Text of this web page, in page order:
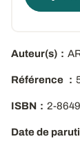
Auteur(s)
Référence
ISBN 2-
Date de